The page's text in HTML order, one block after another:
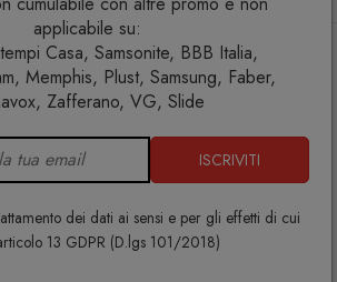
applicabile su:
Casa, Samsonite, BBB Italia,
Memphis, Plust, Samsung, Faber,
Zafferano, VG, Slide
ISCRIVITI
dei dati ai sensi e per gli effetti di cui
13 GDPR (D.lgs 101/2018)